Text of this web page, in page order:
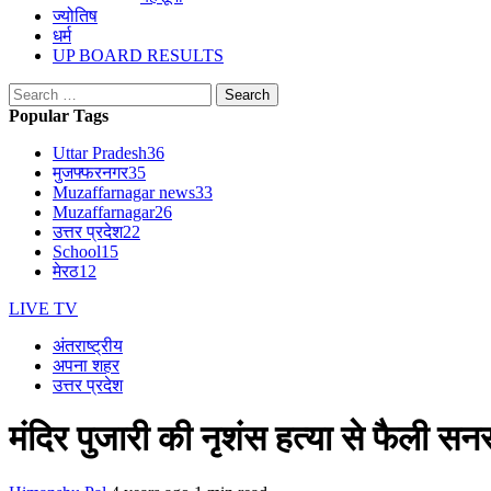
ज्योतिष
धर्म
UP BOARD RESULTS
Search
for:
Popular Tags
Uttar Pradesh36
मुजफ्फरनगर35
Muzaffarnagar news33
Muzaffarnagar26
उत्तर प्रदेश22
School15
मेरठ12
LIVE TV
अंतराष्ट्रीय
अपना शहर
उत्तर प्रदेश
मंदिर पुजारी की नृशंस हत्या से फैली